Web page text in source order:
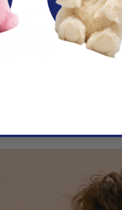
Chaque étape de
du design de la peluche
découpe et lacouture à la